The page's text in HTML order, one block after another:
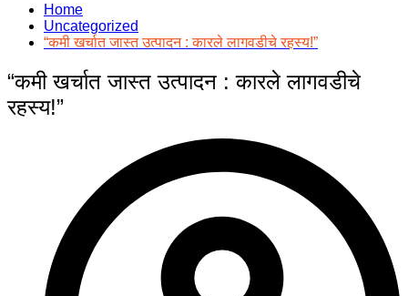
Home
Uncategorized
“कमी खर्चात जास्त उत्पादन : कारले लागवडीचे रहस्य!”
“कमी खर्चात जास्त उत्पादन : कारले लागवडीचे
रहस्य!”